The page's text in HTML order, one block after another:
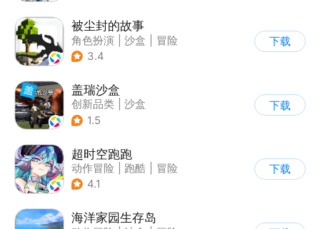
被尘封的故事
角色扮演 沙盒
冒险
| 开放世界
3.4
下载
盖瑞沙盒
创新品类
沙盒
| 像素风
1.5
下载
超时空跑跑
动作冒险 跑酷
冒险
| 沙盒
4.1
下载
海洋家园生存岛